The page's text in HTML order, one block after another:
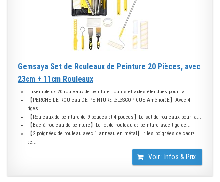
Gemsaya Set de Rouleaux de Peinture 20 Pièces, avec
23cm + 11cm Rouleaux
Ensemble de 20 rouleaux de peinture : outils et aides étendues pour la...
【PERCHE DE ROUleau DE PEINTURE téLéSCOPIQUE AmélioréE】Avec 4
tiges...
【Rouleaux de peinture de 9 pouces et 4 pouces】Le set de rouleaux pour la...
【Bac à rouleau de peinture】Le lot de rouleau de peinture avec tige de...
【2 poignées de rouleau avec 1 anneau en métal】 : les poignées de cadre
de...
Voir : Infos & Prix